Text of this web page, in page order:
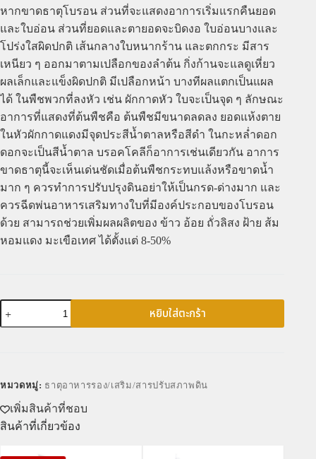
หากขาดธาตุโบรอน ส่วนที่จะแสดงอาการเริ่มแรกคืนยอด
และใบอ่อน ส่วนที่ยอดและตายอดจะบิดงอ ใบอ่อนบางและ
โปร่งใสผิดปกติ เส้นกลางใบหนากร้าน และตกกระ มีสาร
เหนียว ๆ ออกมาตามเปลือกของลำต้น กิ่งก้านจะแลดูเหี่ยว
ผลเล็กและแข็งผิดปกติ มีเปลือกหน้า บางทีผลแตกเป็นแผล
ได้ ในพืชพวกที่ลงหัว เช่น ผักกาดหัว ใบจะเป็นจุด ๆ ลักษณะ
อาการที่แสดงที่ต้นพืชคือ ต้นพืชมีขนาดลดลง ยอดแห้งตาย
ในหัวผักกาดแดงมีจุดประสีน้ำตาลหรือสีดำ ในกะหล่ำดอก
ดอกจะเป็นสีน้ำตาล บรอคโคลีก็อาการเช่นเดียวกัน อาการ
ขาดธาตุนี้จะเห็นเด่นชัดเมื่อต้นพืชกระทบแล้งหรือขาดน้ำ
มาก ๆ ควรทำการปรับปรุงดินอย่าให้เป็นกรด-ด่างมาก และ
ควรฉีดพ่นอาหารเสริมทางใบที่มีองค์ประกอบของโบรอน
ด้วย สามารถช่วยเพิ่มผลผลิตของ ข้าว อ้อย ถั่วลิสง ฝ้าย ส้ม
หอมแดง มะเขือเทศ ได้ตั้งแต่ 8-50%
หยิบใส่ตะกร้า
หมวดหมู่: ธาตุอาหารรอง/เสริม/สารปรับสภาพดิน
เพิ่มสินค้าที่ชอบ
สินค้าที่เกี่ยวข้อง